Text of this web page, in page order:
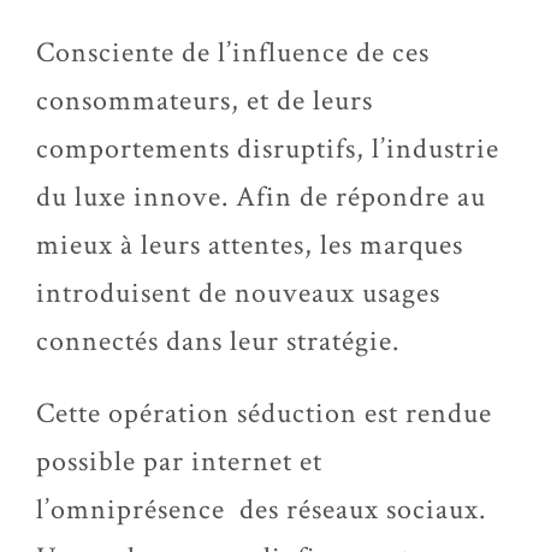
Consciente de l’influence de ces
consommateurs, et de leurs
comportements disruptifs, l’industrie
du luxe innove. Afin de répondre au
mieux à leurs attentes, les marques
introduisent de nouveaux usages
connectés dans leur stratégie.
Cette opération séduction est rendue
possible par internet et
l’omniprésence des réseaux sociaux.